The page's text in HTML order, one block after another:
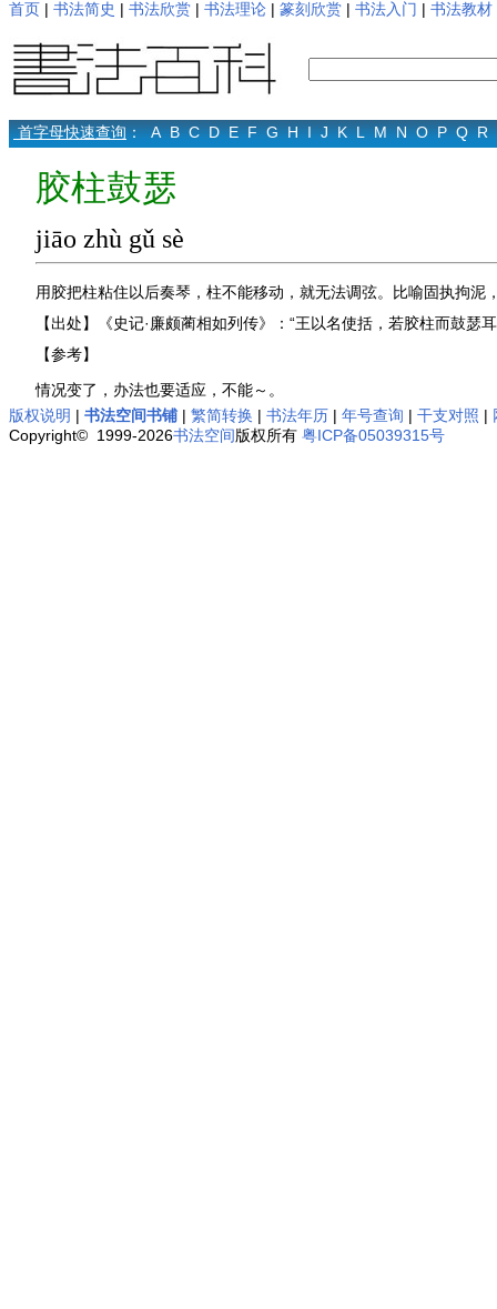
首页 | 书法简史 | 书法欣赏 | 书法理论 | 篆刻欣赏 | 书法入门 | 书法教材
首字母快速查询： A B C D E F G H I J K L M N O P Q R
胶柱鼓瑟
jiāo zhù gǔ sè
用胶把柱粘住以后奏琴，柱不能移动，就无法调弦。比喻固执拘泥
【出处】《史记·廉颇蔺相如列传》：“王以名使括，若胶柱而鼓瑟
【参考】
情况变了，办法也要适应，不能～。
版权说明 | 书法空间书铺 | 繁简转换 | 书法年历 | 年号查询 | 干支对照 |
Copyright© 1999-2026书法空间版权所有 粤ICP备05039315号